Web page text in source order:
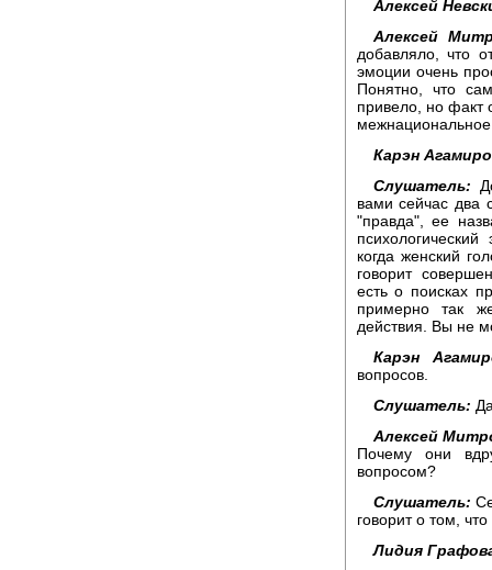
Алексей
Алексей
добавляло, что
эмоции очень
Понятно, что
привело, но факт
Карэн
Слушатель:
вами сейчас два
"правда", ее
когда женский
говорит
есть о поисках
примерно так
действия. Вы не
Карэн
вопросов.
Слушатель:
Алексей
Почему они
вопросом?
Слушатель:
говорит о том,
Лидия